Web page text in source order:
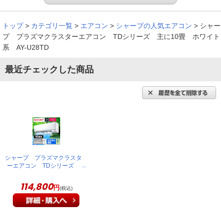
トップ > カテゴリ一覧 > エアコン > シャープの人気エアコン > シャー
プ プラズマクラスターエアコン TDシリーズ 主に10畳 ホワイト
系 AY-U28TD
最近チェックした商品
シャープ プラズマクラスタ
ーエアコン TDシリーズ
114,800円(税込)